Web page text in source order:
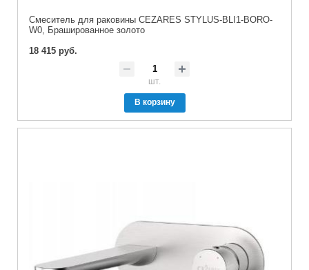
Смеситель для раковины CEZARES STYLUS-BLI1-BORO-
W0, Брашированное золото
18 415 руб.
шт.
В корзину